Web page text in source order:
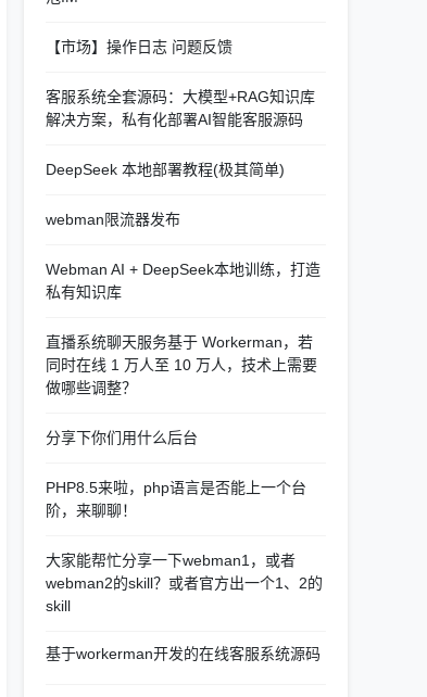
【市场】操作日志 问题反馈
客服系统全套源码：大模型+RAG知识库
解决方案，私有化部署AI智能客服源码
DeepSeek 本地部署教程(极其简单)
webman限流器发布
Webman AI + DeepSeek本地训练，打造
私有知识库
直播系统聊天服务基于 Workerman，若
同时在线 1 万人至 10 万人，技术上需要
做哪些调整？
分享下你们用什么后台
PHP8.5来啦，php语言是否能上一个台
阶，来聊聊！
大家能帮忙分享一下webman1，或者
webman2的skill？或者官方出一个1、2的
skill
基于workerman开发的在线客服系统源码